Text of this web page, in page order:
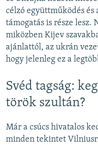
célzó együttműködés és
támogatás is része lesz.
miközben Kijev
ajánlattól, az ukrán
hogy jelenleg ez a
Svéd tagság:
török szultán?
Már a csúcs hivatalos
minden tekintet